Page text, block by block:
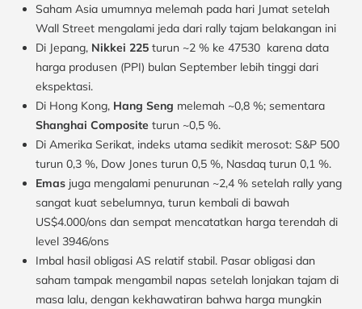
Saham Asia umumnya melemah pada hari Jumat setelah
Wall Street mengalami jeda dari rally tajam belakangan ini
Di Jepang, Nikkei 225 turun ~2 % ke 47530 karena data
harga produsen (PPI) bulan September lebih tinggi dari
ekspektasi.
Di Hong Kong, Hang Seng melemah ~0,8 %; sementara
Shanghai Composite turun ~0,5 %.
Di Amerika Serikat, indeks utama sedikit merosot: S&P 500
turun 0,3 %, Dow Jones turun 0,5 %, Nasdaq turun 0,1 %.
Emas juga mengalami penurunan ~2,4 % setelah rally yang
sangat kuat sebelumnya, turun kembali di bawah
US$4.000/ons dan sempat mencatatkan harga terendah di
level 3946/ons
Imbal hasil obligasi AS relatif stabil. Pasar obligasi dan
saham tampak mengambil napas setelah lonjakan tajam di
masa lalu, dengan kekhawatiran bahwa harga mungkin